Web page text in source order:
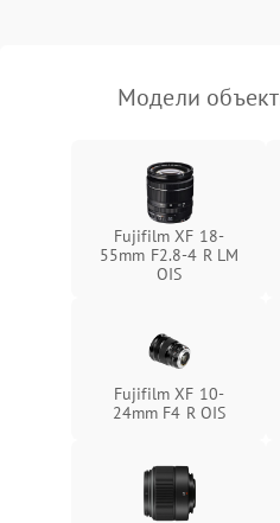
Модели
Fujifilm XF 18-
55mm F2.8-4 R LM
OIS
Fujifilm XF 10-
24mm F4 R OIS